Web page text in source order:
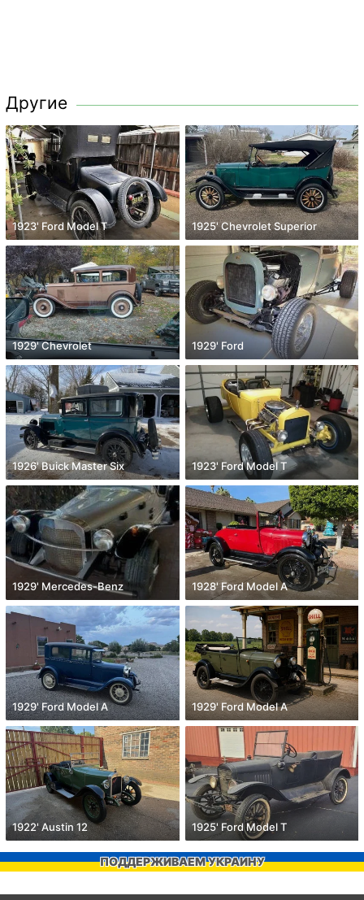
Другие
1923' Ford Model T 1925' Chevrolet Superior
1929' Chevrolet 1929' Ford
1926' Buick Master Six 1923' Ford Model T
1929' Mercedes-Benz 1928' Ford Model A
1929' Ford Model A 1929' Ford Model A
1922' Austin 12 1925' Ford Model T
ПОДДЕРЖИВАЕМ УКРАИНУ